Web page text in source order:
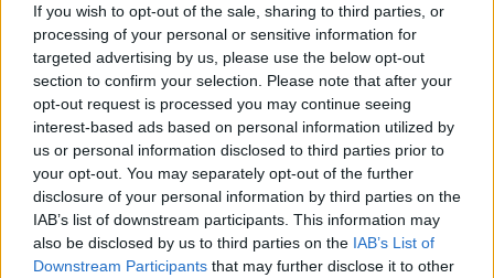
If you wish to opt-out of the sale, sharing to third parties, or
processing of your personal or sensitive information for
targeted advertising by us, please use the below opt-out
section to confirm your selection. Please note that after your
opt-out request is processed you may continue seeing
interest-based ads based on personal information utilized by
us or personal information disclosed to third parties prior to
your opt-out. You may separately opt-out of the further
disclosure of your personal information by third parties on the
IAB’s list of downstream participants. This information may
also be disclosed by us to third parties on the IAB’s List of
Downstream Participants that may further disclose it to other
pop-up nei vicoli del Quartieri Spagnoli per
promuovere giovani designer; è editorialista
moda che cura rubriche su artigianato e
tendenze locali. Nato a Napoli, conserva
bozze di pattern e appunti presi nelle sartorie
di via Toledo.